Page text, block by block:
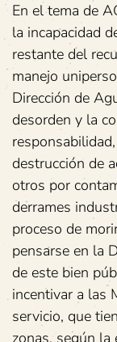
En el tema de
la incapacidad
restante del
manejo
Dirección de
desorden y la
destrucción de
otros por
derrames
proceso de
pensarse en la
de este bien
incentivar a las
servicio, que
zonas, según la